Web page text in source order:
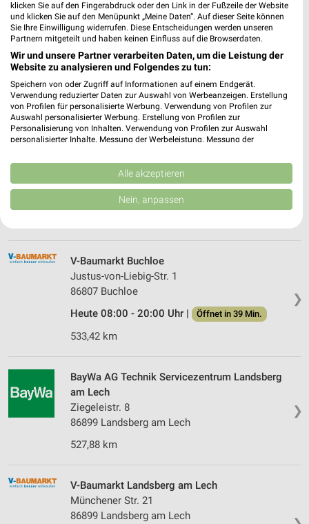
534,57 km
BayWa AG Baustoffe Weilheim i. OB
Münchener Str. 55
82362 Weilheim i. OB
543,71 km
❯
hagebaumarkt Weilheim
Münchener Str. 63
82362 Weilheim
Heute 08:30 - 19:30 Uhr |
❯
V-Baumarkt Buchloe
Justus-von-Liebig-Str. 1
86807 Buchloe
Heute 08:00 - 20:00 Uhr |
Öffnet in 39 Min.
533,42 km
❯
BayWa AG Technik Servicezentrum Landsberg
am Lech
Ziegeleistr. 8
86899 Landsberg am Lech
527,88 km
V-Baumarkt Landsberg am Lech
Münchener Str. 21
86899 Landsberg am Lech
klicken Sie auf den Fingerabdruck oder den Link in der Fußzeile der Website
und klicken Sie auf den Menüpunkt „Meine Daten“. Auf dieser Seite können
Sie Ihre Einwilligung widerrufen. Diese Entscheidungen werden unseren
Partnern mitgeteilt und haben keinen Einfluss auf die Browserdaten.
Wir und unsere Partner verarbeiten Daten, um die Leistung der
Website zu analysieren und Folgendes zu tun:
Speichern von oder Zugriff auf Informationen auf einem Endgerät.
Verwendung reduzierter Daten zur Auswahl von Werbeanzeigen. Erstellung
von Profilen für personalisierte Werbung. Verwendung von Profilen zur
Auswahl personalisierter Werbung. Erstellung von Profilen zur
Personalisierung von Inhalten. Verwendung von Profilen zur Auswahl
personalisierter Inhalte. Messung der Werbeleistung. Messung der
Kombinationen von Daten aus verschiedenen Quellen. Entwicklung und
Verbesserung der Angebote. Verwendung reduzierter Daten zur Auswahl
von Inhalten.
Daten können außerhalb der Europäischen Union weitergegeben und in die
USA gesendet werden.
Website/App.
Speichern von oder Zugriff auf Informationen
auf einem Endgerät
Erstellung von Profilen für personalisierte
Werbung
Verwendung von Profilen zur Auswahl
personalisierter Werbung
von Inhalten
Verwendung von Profilen zur Auswahl
personalisierter Inhalte
Alle akzeptieren
Nein, anpassen